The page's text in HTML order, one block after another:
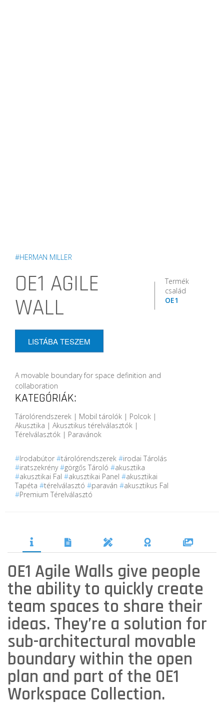
#HERMAN MILLER
OE1 AGILE
WALL
Termék
család
OE1
LISTÁBA TESZEM
A movable boundary for space definition and
collaboration
KATEGÓRIÁK:
Tárolórendszerek | Mobil tárolók | Polcok |
Akusztika | Akusztikus térelválasztók |
Térelválasztók | Paravánok
#Irodabútor #tárolórendszerek #irodai Tárolás
#iratszekrény#görgős Tároló #akusztika
#akusztikai Fal #akusztikai Panel #akusztikai
Tapéta #térelválasztó #paraván #akusztikus Fal
#Premium Térelválasztó
OE1 Agile Walls give people
the ability to quickly create
team spaces to share their
ideas. They’re a solution for
sub-architectural movable
boundary within the open
plan and part of the OE1
Workspace Collection.